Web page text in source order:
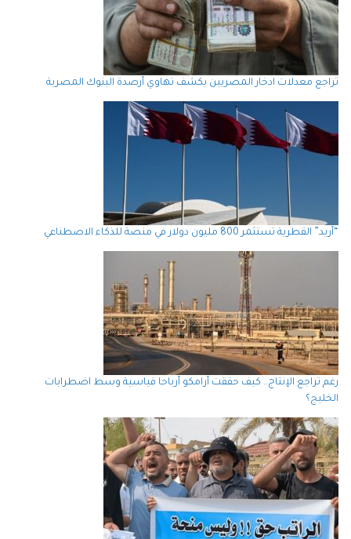
تراجع معدلات ادخار المصريين يكشف تهاوي أرصدة البنوك المصرية
“أريد” القطرية تستثمر 800 مليون دولار في منصة للذكاء الاصطناعي
رغم تراجع الإنتاج.. كيف حققت أرامكو أرباحا قياسية وسط اضطرابات
الخليج؟